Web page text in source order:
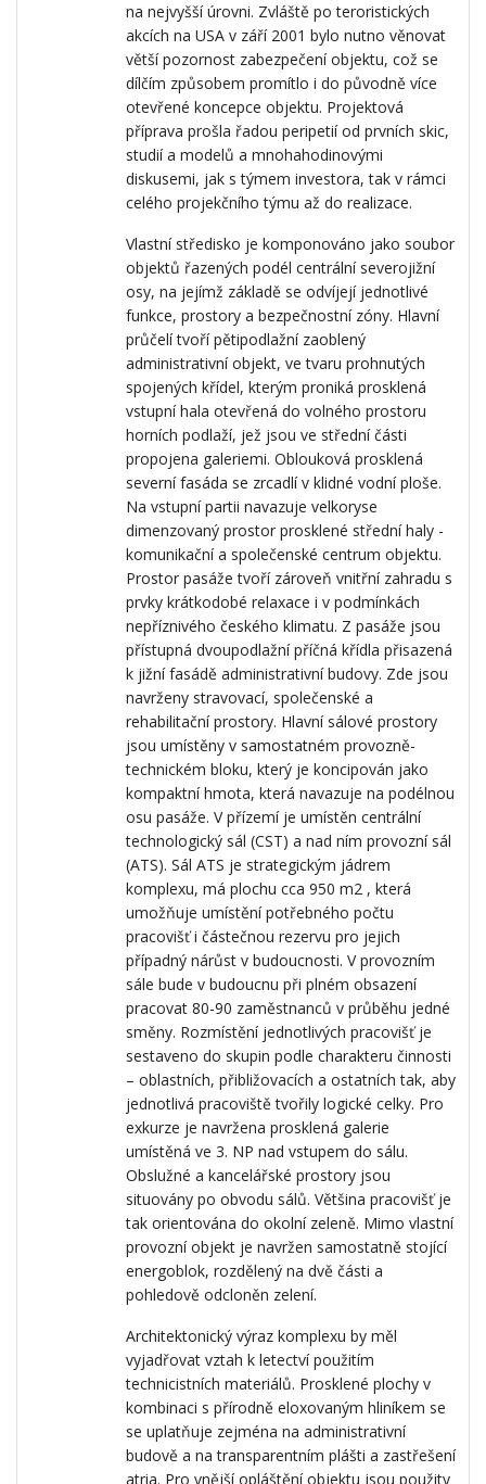
na nejvyšší úrovni. Zvláště po teroristických
akcích na USA v září 2001 bylo nutno věnovat
větší pozornost zabezpečení objektu, což se
dílčím způsobem promítlo i do původně více
otevřené koncepce objektu. Projektová
příprava prošla řadou peripetií od prvních skic,
studií a modelů a mnohahodinovými
diskusemi, jak s týmem investora, tak v rámci
celého projekčního týmu až do realizace.
Vlastní středisko je komponováno jako soubor
objektů řazených podél centrální severojižní
osy, na jejímž základě se odvíjejí jednotlivé
funkce, prostory a bezpečnostní zóny. Hlavní
průčelí tvoří pětipodlažní zaoblený
administrativní objekt, ve tvaru prohnutých
spojených křídel, kterým proniká prosklená
vstupní hala otevřená do volného prostoru
horních podlaží, jež jsou ve střední části
propojena galeriemi. Oblouková prosklená
severní fasáda se zrcadlí v klidné vodní ploše.
Na vstupní partii navazuje velkoryse
dimenzovaný prostor prosklené střední haly -
komunikační a společenské centrum objektu.
Prostor pasáže tvoří zároveň vnitřní zahradu s
prvky krátkodobé relaxace i v podmínkách
nepříznivého českého klimatu. Z pasáže jsou
přístupná dvoupodlažní příčná křídla přisazená
k jižní fasádě administrativní budovy. Zde jsou
navrženy stravovací, společenské a
rehabilitační prostory. Hlavní sálové prostory
jsou umístěny v samostatném provozně-
technickém bloku, který je koncipován jako
kompaktní hmota, která navazuje na podélnou
osu pasáže. V přízemí je umístěn centrální
technologický sál (CST) a nad ním provozní sál
(ATS). Sál ATS je strategickým jádrem
komplexu, má plochu cca 950 m2 , která
umožňuje umístění potřebného počtu
pracovišť i částečnou rezervu pro jejich
případný nárůst v budoucnosti. V provozním
sále bude v budoucnu při plném obsazení
pracovat 80-90 zaměstnanců v průběhu jedné
směny. Rozmístění jednotlivých pracovišť je
sestaveno do skupin podle charakteru činnosti
– oblastních, přibližovacích a ostatních tak, aby
jednotlivá pracoviště tvořily logické celky. Pro
exkurze je navržena prosklená galerie
umístěná ve 3. NP nad vstupem do sálu.
Obslužné a kancelářské prostory jsou
situovány po obvodu sálů. Většina pracovišť je
tak orientována do okolní zeleně. Mimo vlastní
provozní objekt je navržen samostatně stojící
energoblok, rozdělený na dvě části a
pohledově odcloněn zelení.
Architektonický výraz komplexu by měl
vyjadřovat vztah k letectví použitím
technicistních materiálů. Prosklené plochy v
kombinaci s přírodně eloxovaným hliníkem se
se uplatňuje zejména na administrativní
budově a na transparentním plášti a zastřešení
atria. Pro vnější opláštění objektu jsou použity